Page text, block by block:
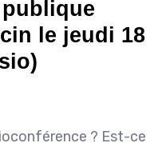
publique
le jeudi 18
? Est-ce